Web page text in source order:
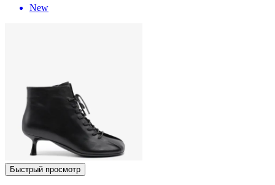
New
Быстрый просмотр